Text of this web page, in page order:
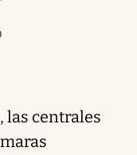
las centrales